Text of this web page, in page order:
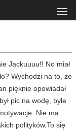
Jackuuuu!! No miał
Wychodzi na to, że
pięknie opowiadał
pic na wodę, byle
Nie ma
polityków.To się